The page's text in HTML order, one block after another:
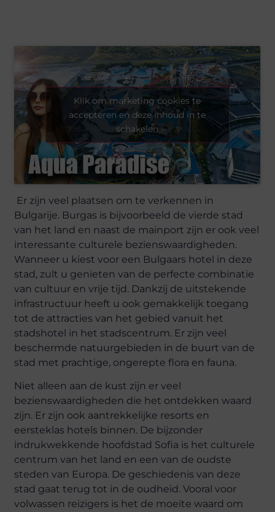
Klik om marketing cookies te
accepteren en deze inhoud in te
schakelen
Er zijn veel plaatsen om te verkennen in
Bulgarije. Burgas is bijvoorbeeld de vierde stad
van het land en naast de mainport zijn er ook veel
interessante culturele bezienswaardigheden.
Wanneer u kiest voor een Bulgaars hotel in deze
stad, zult u genieten van de perfecte combinatie
van cultuur en vrije tijd. Dankzij de uitstekende
infrastructuur heeft u ook gemakkelijk toegang
tot de attracties van het gebied vanuit het
stadshotel in het stadscentrum. Er zijn veel
beschermde natuurgebieden in de buurt van de
stad met prachtige, ongerepte flora en fauna.
Niet alleen aan de kust zijn er veel
bezienswaardigheden die het ontdekken waard
zijn. Er zijn ook aantrekkelijke resorts en
eersteklas hotels binnen. De bijzonder
indrukwekkende hoofdstad Sofia is het culturele
centrum van het land en een van de oudste
steden van Europa. De geschiedenis van deze
stad gaat terug tot in de oudheid. Vooral voor
volwassen reizigers is het de moeite waard om